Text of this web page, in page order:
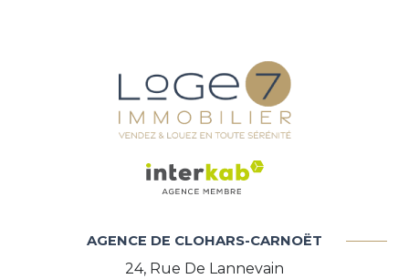
AGENCE DE CLOHARS-CARNOËT
24, Rue De Lannevain